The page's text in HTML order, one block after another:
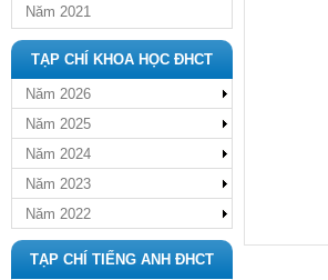
Năm 2021
TẠP CHÍ KHOA HỌC ĐHCT
Năm 2026
Năm 2025
Năm 2024
Năm 2023
Năm 2022
TẠP CHÍ TIẾNG ANH ĐHCT